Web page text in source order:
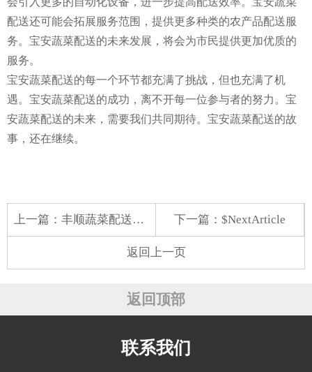
配送还可能会拓展服务范围，提供更多种类的农产品配送服
务。宝安蔬菜配送的未来发展，将会为市民提供更加优质的
服务。
宝安蔬菜配送的每一个环节都充满了挑战，但也充满了机
遇。宝安蔬菜配送的成功，离不开每一位参与者的努力。宝
安蔬菜配送的未来，需要我们共同期待。宝安蔬菜配送的故
事，还在继续。
上一篇： 丰顺蔬菜配送中心 下一篇：$NextArticle
返回上一页
返回顶部
联系我们